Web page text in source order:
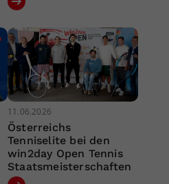
11.06.2026
Österreichs
Tenniselite bei den
win2day Open Tennis
Staatsmeisterschaften